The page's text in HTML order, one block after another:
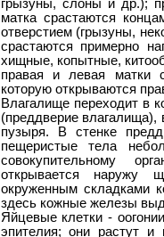
грызуны, слоны и др.);
матка срастаются
отверстием (грызуны,
срастаются примерно
хищные, копытные,
правая и левая матки
которую открываются
Влагалище переходит в
(преддверие влагалища),
пузыря. В стенке
пещеристые тела
совокупительному
открывается наружу
окруженным складками
здесь кожные железы
Яйцевые клетки -
эпителия; они растут